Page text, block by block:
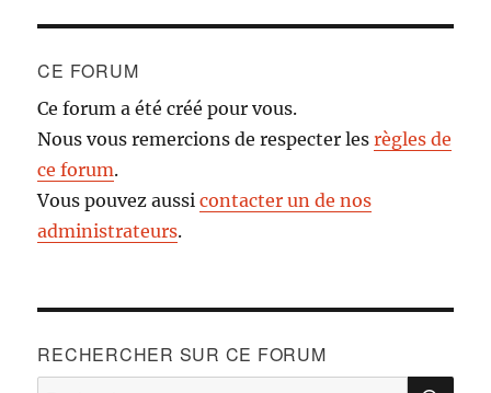
CE FORUM
Ce forum a été créé pour vous.
Nous vous remercions de respecter lesrègles de
ce forum.
Vous pouvez aussicontacter un de nos
administrateurs.
RECHERCHER SUR CE FORUM